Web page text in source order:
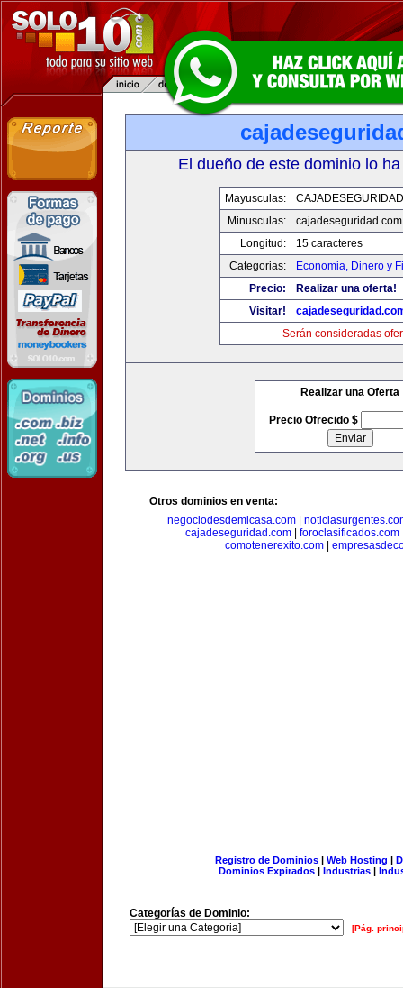
El dueño de este dominio lo
Mayusculas:
Minusculas:
cajadeseguridad.com
Longitud:
15 caracteres
Categorias:
Economia, Dinero y
Precio:
Realizar una oferta!
Visitar!
Serán consideradas
Realizar una Oferta
Precio Ofrecido $
Otros dominios en venta:
negociodesdemicasa.com
cajadeseguridad.com
foroclasificados.com
comotenerexito.com|
Registro de Dominios| Web Hosting |
Dominios Expirados | Industrias |
Categorías de Dominio:
[Pág.